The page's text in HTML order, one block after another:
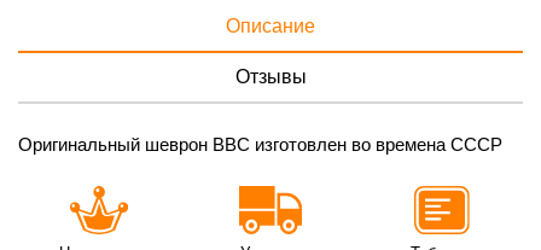
Описание
Отзывы
Оригинальный шеврон ВВС изготовлен во времена СССР